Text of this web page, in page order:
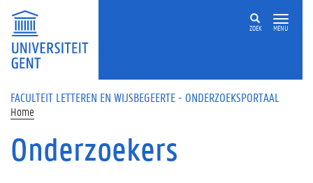
Overslaan en naar de inhoud gaan
ZOEK MENU
FACULTEIT LETTEREN EN WIJSBEGEERTE - ONDERZOEKSPORTAAL
Home
Onderzoekers